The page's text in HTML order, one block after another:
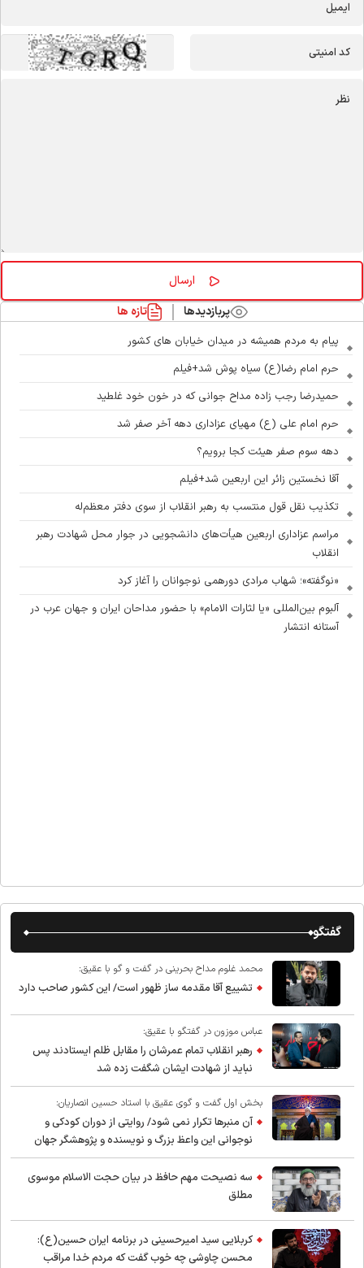
پربازدیدها تازه ها
پیام به مردم همیشه در میدان خیابان های کشور
حرم امام رضا(ع) سیاه پوش شد+فیلم
حمیدرضا رجب زاده مداح جوانی که در خون خود غلطید
حرم امام علی (ع) مهیای عزاداری دهه آخر صفر شد
دهه سوم صفر هیئت کجا برویم؟
آقا نخستین زائر این اربعین شد+فیلم
تکذیب نقل قول منتسب به رهبر انقلاب از سوی دفتر معظم‌له
مراسم عزاداری اربعین هیأت‌های دانشجویی در جوار محل شهادت رهبر
انقلاب
«نوگفته»؛ شهاب مرادی دورهمی نوجوانان را آغاز کرد
آلبوم بین‌المللی «یا لثارات الامام» با حضور مداحان ایران و جهان عرب در
آستانه انتشار
گفتگو
محمد غلوم مداح بحرینی در گفت و گو با عقیق:
تشییع آقا مقدمه ساز ظهور است/ این کشور صاحب دارد
عباس موزون در گفتگو با عقیق:
رهبر انقلاب تمام عمرشان را مقابل ظلم ایستادند پس
نباید از شهادت ایشان شگفت زده شد
بخش اول گفت و گوی عقیق با استاد حسین انصاریان:
آن منبرها تکرار نمی شود/ روایتی از دوران کودکی و
نوجوانی این واعظ بزرگ و نویسنده و پژوهشگر جهان
اسلام
سه نصیحت مهم حافظ در بیان حجت الاسلام موسوی
مطلق
کربلایی سید امیر‌حسینی در برنامه ایران حسین(ع):
محسن چاوشی چه خوب گفت که مردم خدا مراقب